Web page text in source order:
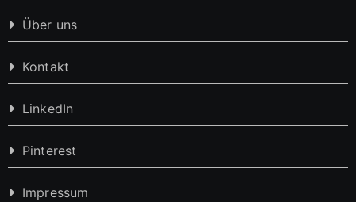
Über uns
Kontakt
LinkedIn
Pinterest
Impressum